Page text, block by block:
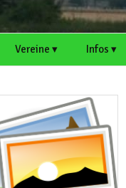
Vereine ▾
Scheidinger
Kirmesverein e. V. ▸
Schützenbruderschaft
Scheidingen ▸
Infos ▾
Artikel